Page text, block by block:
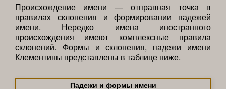
Происхождение имени — отправная точка в
правилах склонения и формировании падежей
имени. Нередко имена иностранного
происхождения имеют комплексные правила
склонений. Формы и склонения, падежи имени
Клементины представлены в таблице ниже.
Падежи и формы имени